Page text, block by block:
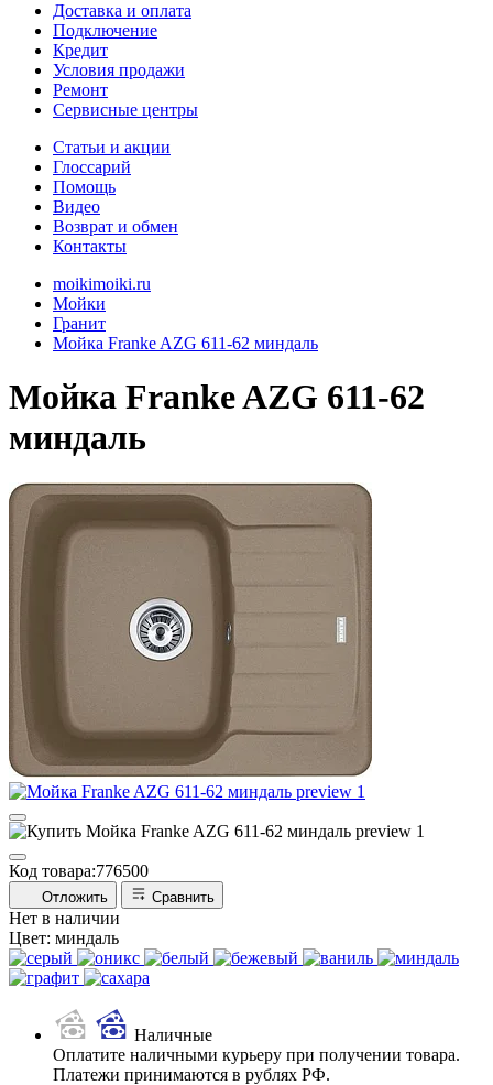
Доставка и оплата
Подключение
Кредит
Условия продажи
Ремонт
Сервисные центры
Статьи и акции
Глоссарий
Помощь
Видео
Возврат и обмен
Контакты
moikimoiki.ru
Мойки
Гранит
Мойка Franke AZG 611-62 миндаль
Мойка Franke AZG 611-62
миндаль
Код товара:776500
Отложить Сравнить
Нет в наличии
Цвет: миндаль
Наличные
Оплатите наличными курьеру при получении товара.
Платежи принимаются в рублях РФ.